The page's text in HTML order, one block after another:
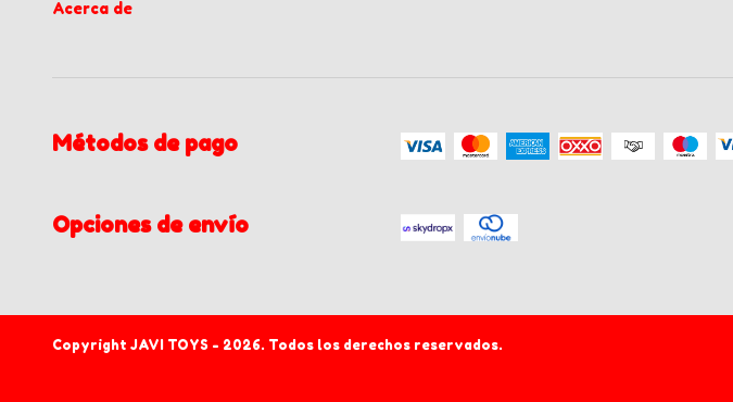
Acerca de
Métodos de pago
Opciones de envío
Copyright JAVI TOYS - 2026. Todos los derechos reservados.